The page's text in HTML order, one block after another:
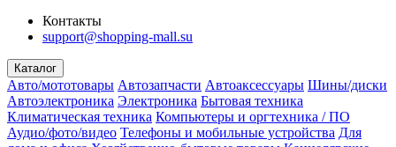
Контакты
support@shopping-mall.su
Каталог
Авто/мототовары Автозапчасти Автоаксессуары Шины/диски
Автоэлектроника Электроника Бытовая техника
Климатическая техника Компьютеры и оргтехника / ПО
Аудио/фото/видео Телефоны и мобильные устройства Для